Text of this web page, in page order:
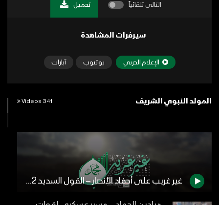
التالي تلقائياً تحميل
سيرفرات المشاهدة
الإعلام الحربي يوتيوب آبارات
المولد النبوي الشريف 341 Videos
غير غريب على أحفاد الأنصار – القول السديد 1442هـ